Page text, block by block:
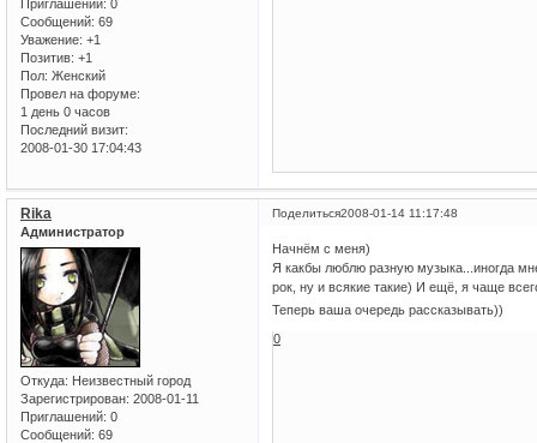
Приглашений: 0
Сообщений: 69
Уважение: +1
Позитив: +1
Пол: Женский
Провел на форуме:
1 день 0 часов
Последний визит:
2008-01-30 17:04:43
Поделиться2008-01-14 11:17:48
Rika
Администратор
Откуда: Неизвестный город
Зарегистрирован: 2008-01-11
Приглашений: 0
Сообщений: 69
Начнём с меня)
Я какбы люблю разную музыка...иногда
рок, ну и всякие такие) И ещё, я чаще
Теперь ваша очередь рассказывать))
0